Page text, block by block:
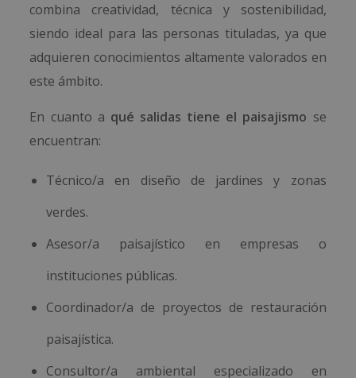
combina creatividad, técnica y sostenibilidad,
siendo ideal para las personas tituladas, ya que
adquieren conocimientos altamente valorados en
este ámbito.
En cuanto a qué salidas tiene el paisajismo se
encuentran:
Técnico/a en diseño de jardines y zonas
verdes.
Asesor/a paisajístico en empresas o
instituciones públicas.
Coordinador/a de proyectos de restauración
paisajística.
Consultor/a ambiental especializado en